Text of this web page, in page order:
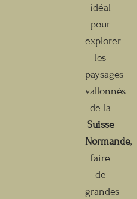
idéal
pour
explorer
les
paysages
vallonnés
de la
Suisse
Normande,
faire
de
grandes